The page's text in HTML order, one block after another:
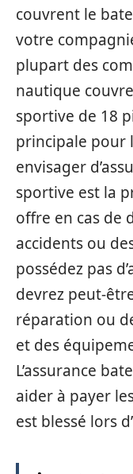
couvrent le
votre
plupart des
nautique
sportive de 18
principale pour
envisager
sportive est la
offre en cas de
accidents ou
possédez pas
devrez peut-
réparation ou
et des
L’assurance
aider à payer
est blessé lors